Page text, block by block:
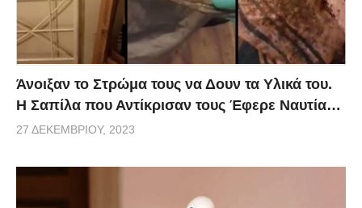
Άνοιξαν το Στρώμα τους να Δουν τα Υλικά του.
Η Σαπίλα που Αντίκρισαν τους Έφερε Ναυτία…
27 ΔΕΚΕΜΒΡΊΟΥ, 2023